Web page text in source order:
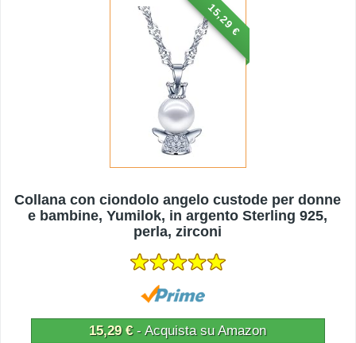
15,29 €
Collana con ciondolo angelo custode per donne
e bambine, Yumilok, in argento Sterling 925,
perla, zirconi
15,29 €- Acquista su Amazon